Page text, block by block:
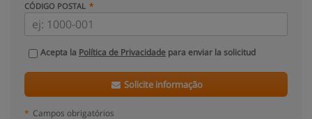
CÓDIGO POSTAL
Acepta la Política de Privacidade para enviar la solicitud
Solicite informação
* Campos obrigatórios